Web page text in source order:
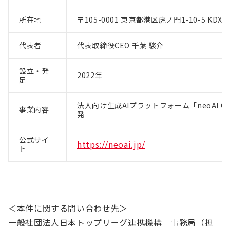
所在地 〒105-0001 東京都港区虎ノ門1-10-5 KDX
代表者 代表取締役CEO 千葉 駿介
設立・発
足
2022年
事業内容
法人向け生成AIプラットフォーム「neoAI
発
公式サイ
ト
https://neoai.jp/
＜本件に関する問い合わせ先＞
一般社団法人日本トップリーグ連携機構 事務局（担